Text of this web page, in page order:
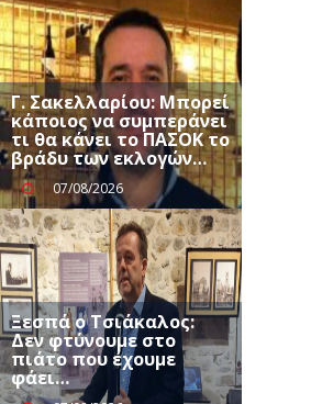
Γ. Σακελλαρίου: Μπορεί
κάποιος να συμπεράνει
τι θα κάνει το ΠΑΣΟΚ το
βράδυ των εκλογών…
07/08/2026
Ξεσπά ο Τσιάκαλος:
Δεν φτύνουμε στο
πιάτο που έχουμε
φάει…